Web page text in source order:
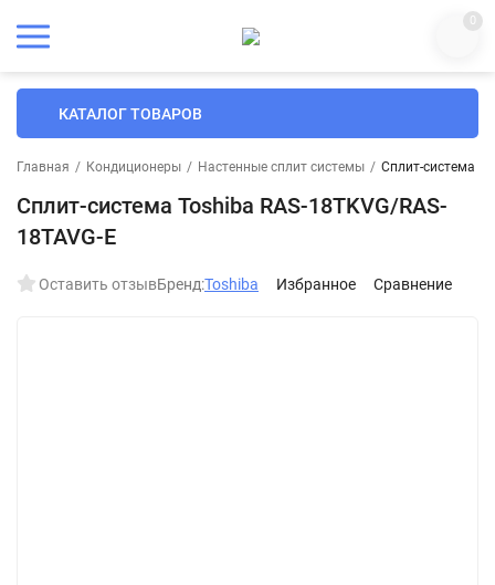
0
КАТАЛОГ ТОВАРОВ
Главная / Кондиционеры / Настенные сплит системы / Сплит-система
Сплит-система Toshiba RAS-18TKVG/RAS-
18TAVG-E
Оставить отзывБренд:Toshiba Избранное Сравнение